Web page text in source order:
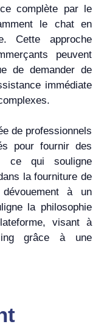
complète par le
le chat en
Cette approche
peuvent
de demander de
immédiate
de professionnels
pour fournir des
ce qui souligne
la fourniture de
à un
la philosophie
visant à
grâce à une